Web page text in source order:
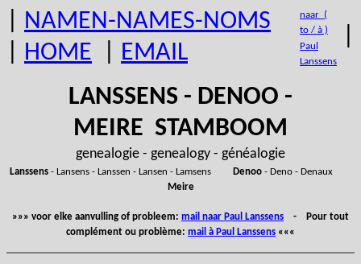
NAMEN-NAMES-NOMS
HOME EMAIL
naar (
to / à )
Paul
Lanssens
LANSSENS - DENOO -
MEIRE STAMBOOM
genealogie - genealogy - généalogie
Lanssens- Lansens - Lanssen - Lansen - Lamsens Denoo- Deno - Denaux
Meire
»»» voor elke aanvulling of probleem: mail naar Paul Lanssens - Pour tout
complément ou problème: mail à Paul Lanssens «««